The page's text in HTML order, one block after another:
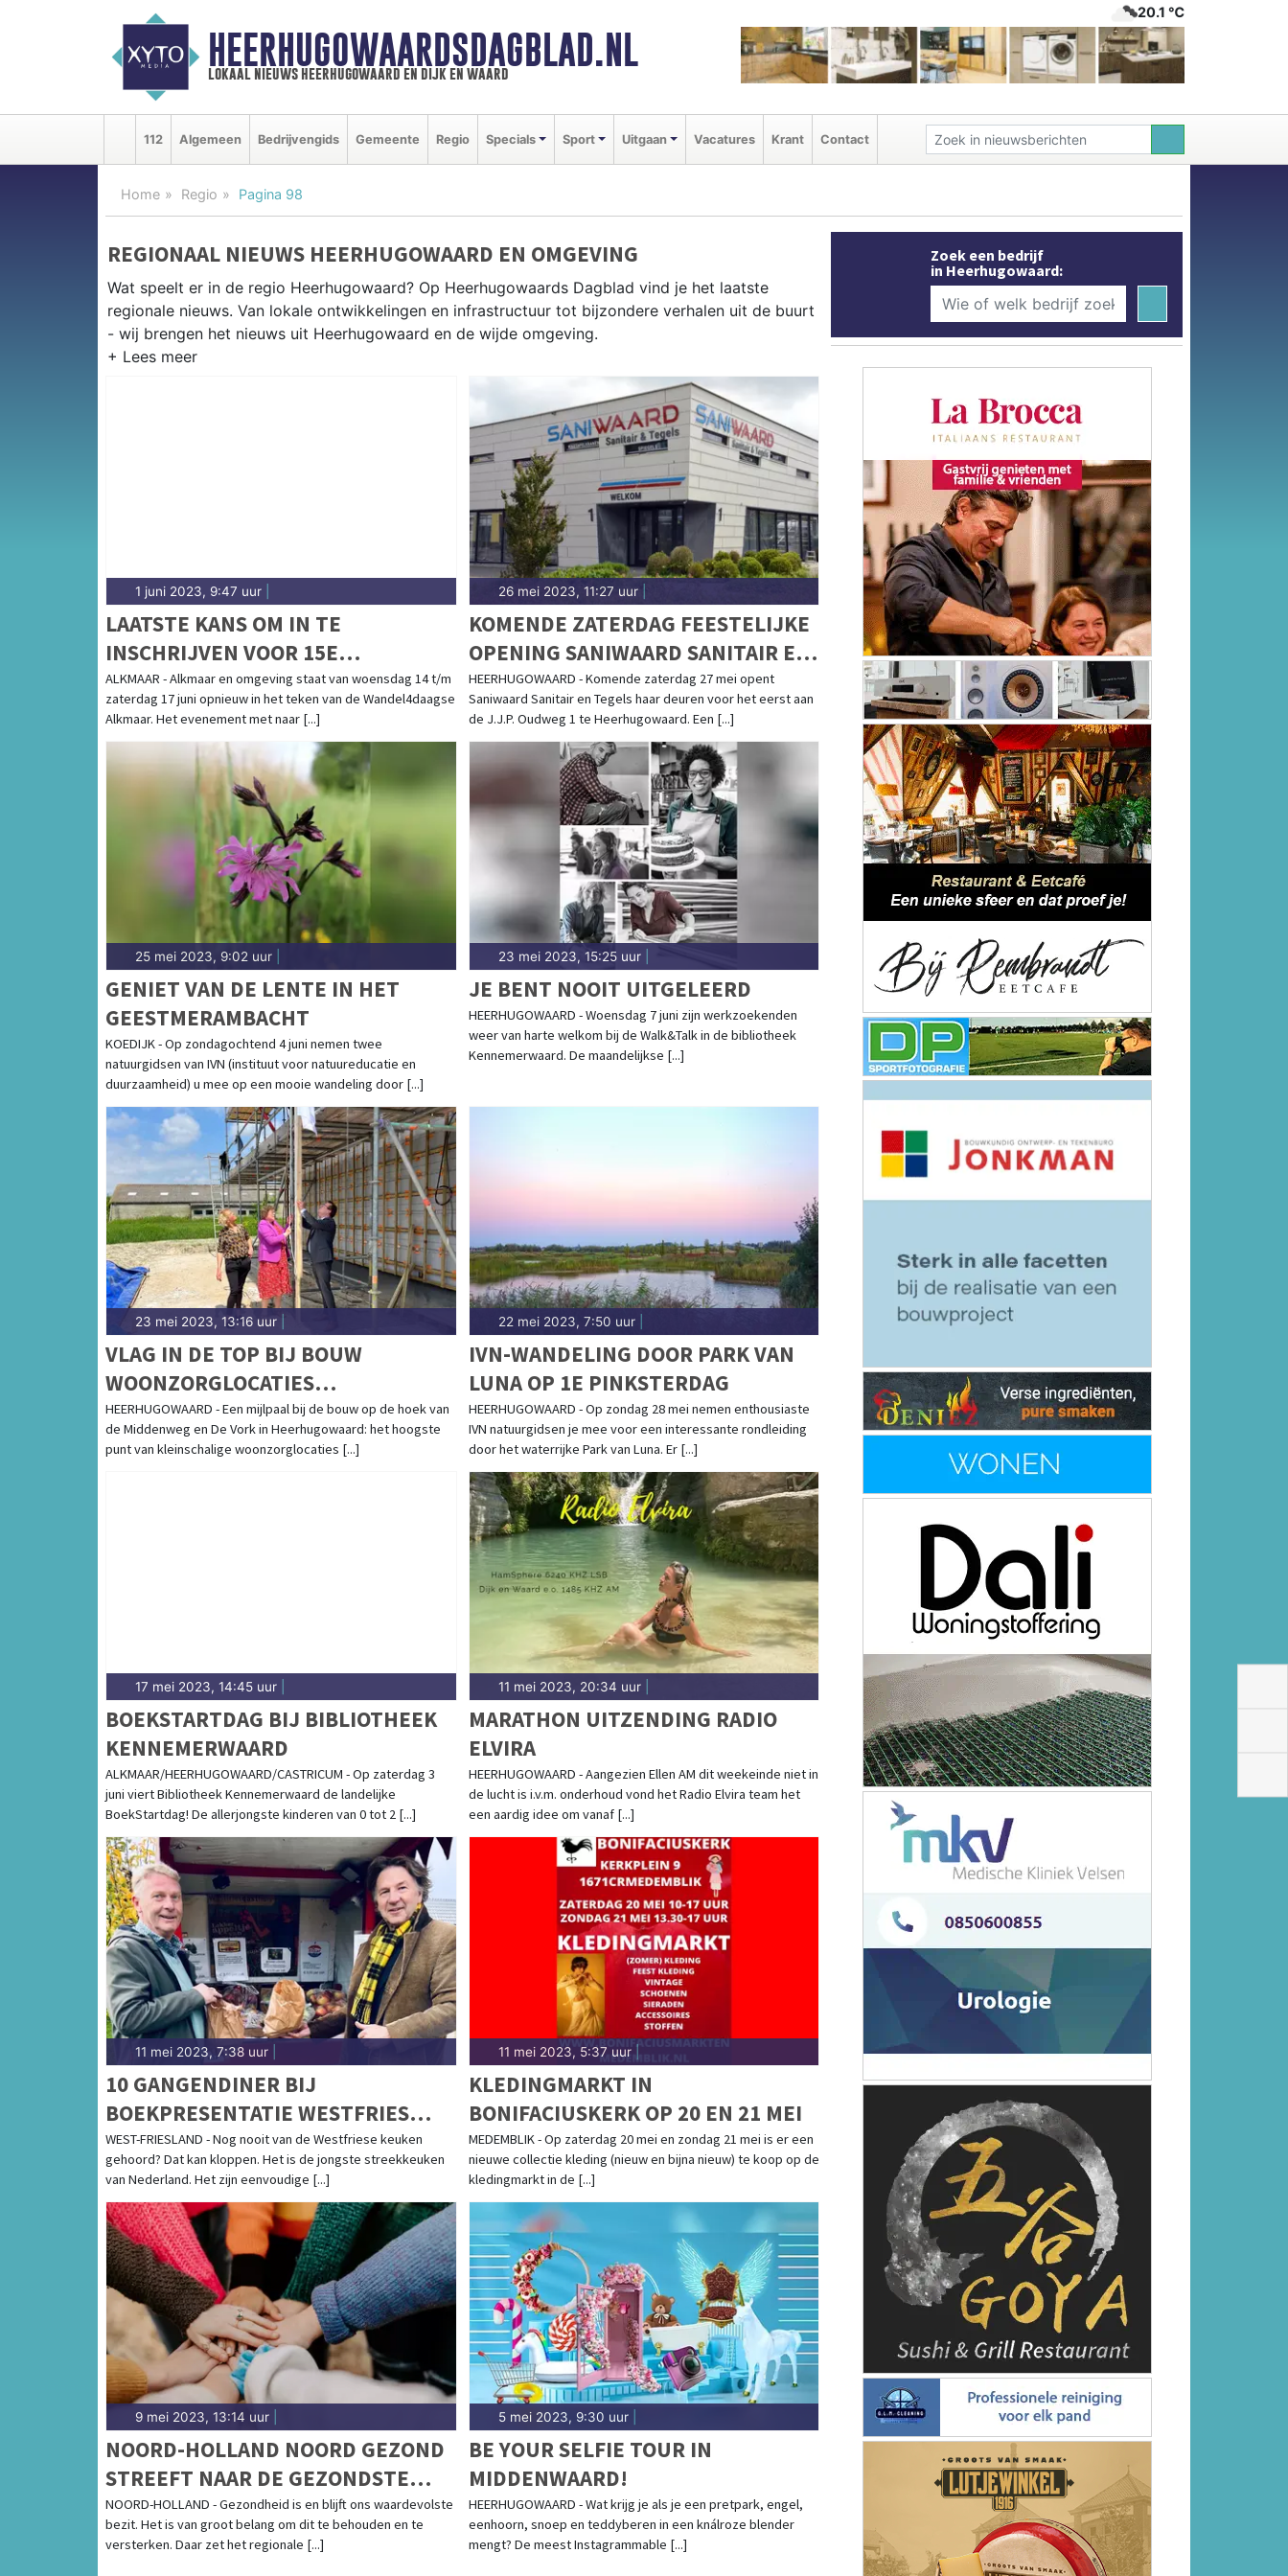
HEERHUGOWAARDSDAGBLAD.NL
lokaal nieuws heerhugowaard en dijk en waard
20.1 ℃
112 Algemeen Bedrijvengids Gemeente Regio Specials Sport Uitgaan Vacatures Krant Contact
Home Regio Pagina 98
REGIONAAL NIEUWS HEERHUGOWAARD EN OMGEVING
Wat speelt er in de regio Heerhugowaard? Op Heerhugowaards Dagblad vind je het laatste
regionale nieuws. Van lokale ontwikkelingen en infrastructuur tot bijzondere verhalen uit de buurt
- wij brengen het nieuws uit Heerhugowaard en de wijde omgeving.
Onze redactie kent de regio als geen ander en brengt dagelijks het belangrijkste lokale nieuws uit
Heerhugowaard en omliggende plaatsen bij jou thuis.
1 juni 2023, 9:47 uur
LAATSTE KANS OM IN TE
INSCHRIJVEN VOOR 15E
WANDEL4DAAGSE ALKMAAR
ALKMAAR - Alkmaar en omgeving staat van woensdag 14 t/m
zaterdag 17 juni opnieuw in het teken van de Wandel4daagse
Alkmaar. Het evenement met naar [...]
26 mei 2023, 11:27 uur|
KOMENDE ZATERDAG FEESTELIJKE
OPENING SANIWAARD SANITAIR EN
TEGELS
HEERHUGOWAARD - Komende zaterdag 27 mei opent
Saniwaard Sanitair en Tegels haar deuren voor het eerst aan
de J.J.P. Oudweg 1 te Heerhugowaard. Een [...]
25 mei 2023, 9:02 uur
GENIET VAN DE LENTE IN HET
GEESTMERAMBACHT
KOEDIJK - Op zondagochtend 4 juni nemen twee
natuurgidsen van IVN (instituut voor natuureducatie en
duurzaamheid) u mee op een mooie wandeling door [...]
23 mei 2023, 15:25 uur|
JE BENT NOOIT UITGELEERD
HEERHUGOWAARD - Woensdag 7 juni zijn werkzoekenden
weer van harte welkom bij de Walk&Talk in de bibliotheek
Kennemerwaard. De maandelijkse [...]
23 mei 2023, 13:16 uur
VLAG IN DE TOP BIJ BOUW
WOONZORGLOCATIES
HEERHUGOWAARD
HEERHUGOWAARD - Een mijlpaal bij de bouw op de hoek van
de Middenweg en De Vork in Heerhugowaard: het hoogste
punt van kleinschalige woonzorglocaties [...]
22 mei 2023, 7:50 uur|
IVN-WANDELING DOOR PARK VAN
LUNA OP 1E PINKSTERDAG
HEERHUGOWAARD - Op zondag 28 mei nemen enthousiaste
IVN natuurgidsen je mee voor een interessante rondleiding
door het waterrijke Park van Luna. Er [...]
17 mei 2023, 14:45 uur
BOEKSTARTDAG BIJ BIBLIOTHEEK
KENNEMERWAARD
ALKMAAR/HEERHUGOWAARD/CASTRICUM - Op zaterdag 3
juni viert Bibliotheek Kennemerwaard de landelijke
BoekStartdag! De allerjongste kinderen van 0 tot 2 [...]
11 mei 2023, 20:34 uur|
MARATHON UITZENDING RADIO
ELVIRA
HEERHUGOWAARD - Aangezien Ellen AM dit weekeinde niet in
de lucht is i.v.m. onderhoud vond het Radio Elvira team het
een aardig idee om vanaf [...]
11 mei 2023, 7:38 uur
10 GANGENDINER BIJ
BOEKPRESENTATIE WESTFRIES
KOOKBOEK
WEST-FRIESLAND - Nog nooit van de Westfriese keuken
gehoord? Dat kan kloppen. Het is de jongste streekkeuken
van Nederland. Het zijn eenvoudige [...]
11 mei 2023, 5:37 uur|
KLEDINGMARKT IN
BONIFACIUSKERK OP 20 EN 21 MEI
MEDEMBLIK - Op zaterdag 20 mei en zondag 21 mei is er een
nieuwe collectie kleding (nieuw en bijna nieuw) te koop op de
kledingmarkt in de [...]
9 mei 2023, 13:14 uur
NOORD-HOLLAND NOORD GEZOND
STREEFT NAAR DE GEZONDSTE
REGIO VAN NEDERLAND
NOORD-HOLLAND - Gezondheid is en blijft ons waardevolste
bezit. Het is van groot belang om dit te behouden en te
versterken. Daar zet het regionale [...]
5 mei 2023, 9:30 uur|
BE YOUR SELFIE TOUR IN
MIDDENWAARD!
HEERHUGOWAARD - Wat krijg je als je een pretpark, engel,
eenhoorn, snoep en teddyberen in een knálroze blender
mengt? De meest Instagrammable [...]
Zoek een bedrijf
in Heerhugowaard: